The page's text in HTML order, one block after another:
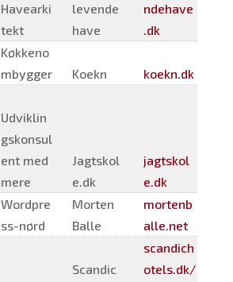
Havearki
tekt
levende
have
ndehave
.dk
Køkkeno
mbygger
Koekn
koekn.dk
Udviklin
gskonsul
ent med
mere
Jagtskol
e.dk
jagtskol
e.dk
Wordpre
ss-nørd
Morten
Balle
mortenb
alle.net
Scandic
scandich
otels.dk/